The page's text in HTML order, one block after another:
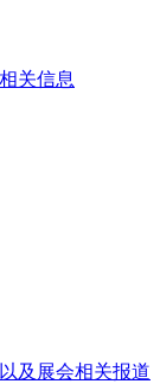
关信息
及展会相关报道